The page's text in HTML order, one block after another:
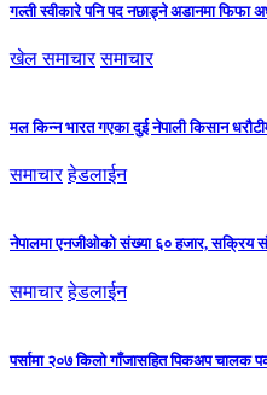
गल्ती स्वीकारे पनि पद नछाड्ने अडानमा फिफा
खेल समाचार समाचार
मल किन्न भारत गएका दुई नेपाली किसान
समाचार हेडलाईन
नेपालमा एनजीओको संख्या ६० हजार, सक्रिय
समाचार हेडलाईन
पर्सामा २०७ किलो गाँजासहित पिकअप चालक